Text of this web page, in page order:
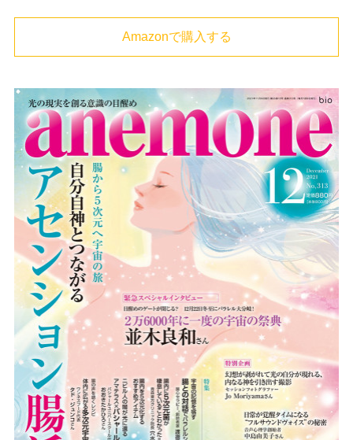
Amazonで購入する